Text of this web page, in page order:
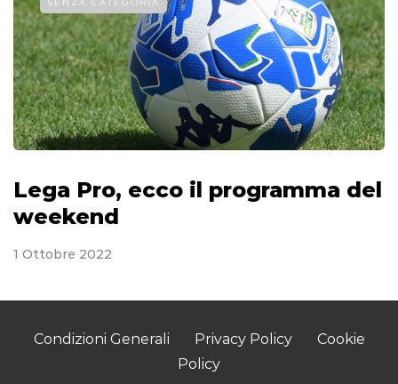
SENZA CATEGORIA
Lega Pro, ecco il programma del
weekend
1 Ottobre 2022
Condizioni Generali Privacy Policy
Cookie
Policy